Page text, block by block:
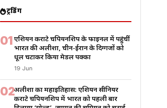
ट्रेंडिंग
01एशियन कराटे चैंपियनशिप के फाइनल में पहुंचीं
भारत की अलीशा, चीन-ईरान के दिग्गजों को
धूल चटाकर किया मेडल पक्का
19 Jun
02अलीशा का महाइतिहास: एशियन सीनियर
कराटे चैंपियनशिप में भारत को पहली बार